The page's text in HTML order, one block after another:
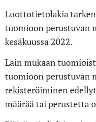
Luottotietolakia
tuomioon perustuvan
kesäkuussa 2022.
Lain mukaan
tuomioon perustuvan
rekisteröiminen
määrää tai perustetta